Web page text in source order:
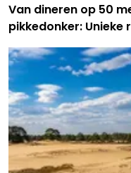
Van dineren op 50
pikkedonker: